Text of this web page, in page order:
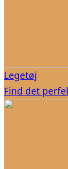
Legetøj
Find det